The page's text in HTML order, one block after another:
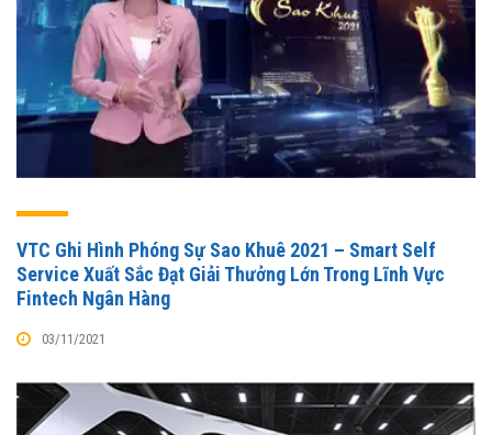
VTC Ghi Hình Phóng Sự Sao Khuê 2021 – Smart Self
Service Xuất Sắc Đạt Giải Thưởng Lớn Trong Lĩnh Vực
Fintech Ngân Hàng
03/11/2021